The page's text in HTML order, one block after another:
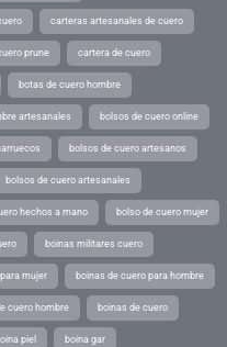
carteras artesanales de cuero
prune cartera de cuero
botas de cuero hombre
artesanales bolsos de cuero online
bolsos de cuero artesanos
bolsos de cuero artesanales
hechos a mano bolso de cuero mujer
boinas militares cuero
mujer boinas de cuero para hombre
cuero hombre boinas de cuero
piel boina gar